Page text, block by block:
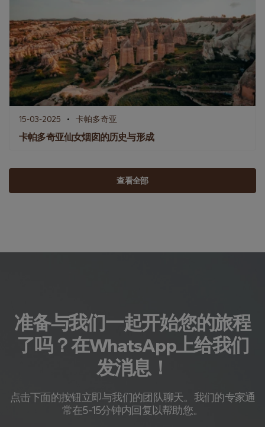
15-03-2025 卡帕多奇亚
卡帕多奇亚仙女烟囱的历史与形成
查看全部
准备与我们一起开始您的旅程
了吗？在WhatsApp上给我们
发消息！
点击下面的按钮立即与我们的团队聊天。我们的专家通
常在5-15分钟内回复以帮助您。